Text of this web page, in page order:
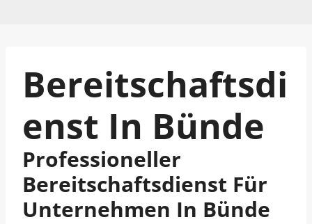
Bereitschaftsdi
Enst In Bünde
Professioneller
Bereitschaftsdienst Für
Unternehmen In Bünde